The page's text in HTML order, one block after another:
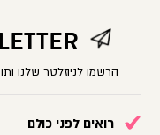
הרשמו לניוזלטר שלנו
רואים לפני כולם